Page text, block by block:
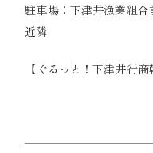
駐車場：下津井漁業組
近隣
【 ぐるっと！下津井行